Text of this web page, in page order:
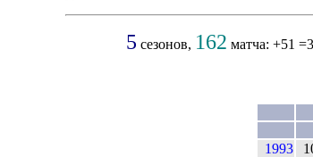
5 сезонов, 162 матча: +51
1993